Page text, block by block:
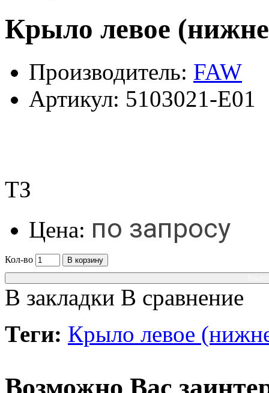
Крыло левое
Производитель: FAW
Артикул: 5103021-E01
ТЗ
Цена: по запросу
Кол-во
В корзину
В закладки В сравнение
Теги: Крыло левое
Возможно Вас